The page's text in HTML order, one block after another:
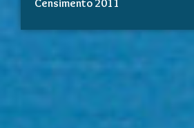
Censimento 2011